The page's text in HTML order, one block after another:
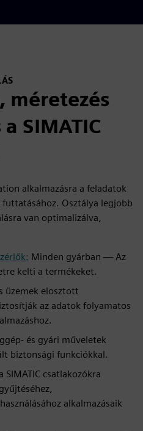
méretezés
SIMATIC
alkalmazásra a feladatok
Osztálya legjobb
van optimalizálva,
Minden gyárban — Az
kelti a termékeket.
üzemek elosztott
az adatok folyamatos
és gyári műveletek
biztonsági funkciókkal.
SIMATIC csatlakozókra
alkalmazásaik